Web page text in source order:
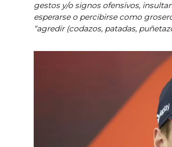
gestos y/o signos ofensivos,
esperarse o percibirse como
“agredir (codazos, patadas,